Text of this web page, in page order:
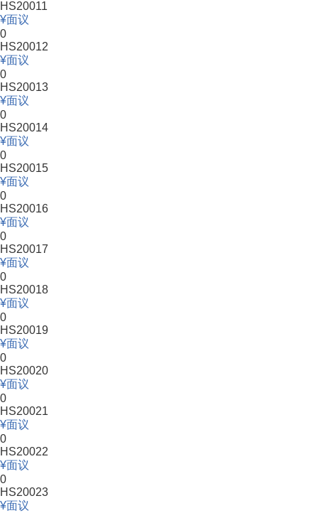
HS20011
面议
0
HS20012
面议
0
HS20013
面议
0
HS20014
面议
0
HS20015
面议
0
HS20016
面议
0
HS20017
面议
0
HS20018
面议
0
HS20019
面议
0
HS20020
面议
0
HS20021
面议
0
HS20022
面议
0
HS20023
面议